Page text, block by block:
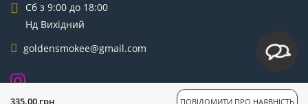
335.00 грн ПОВІДОМИТИ ПРО НАЯВНІСТЬ
Сб з 9:00 до 18:00
Нд Вихідний
goldensmokee@gmail.com
GoldenSmoke © 2025